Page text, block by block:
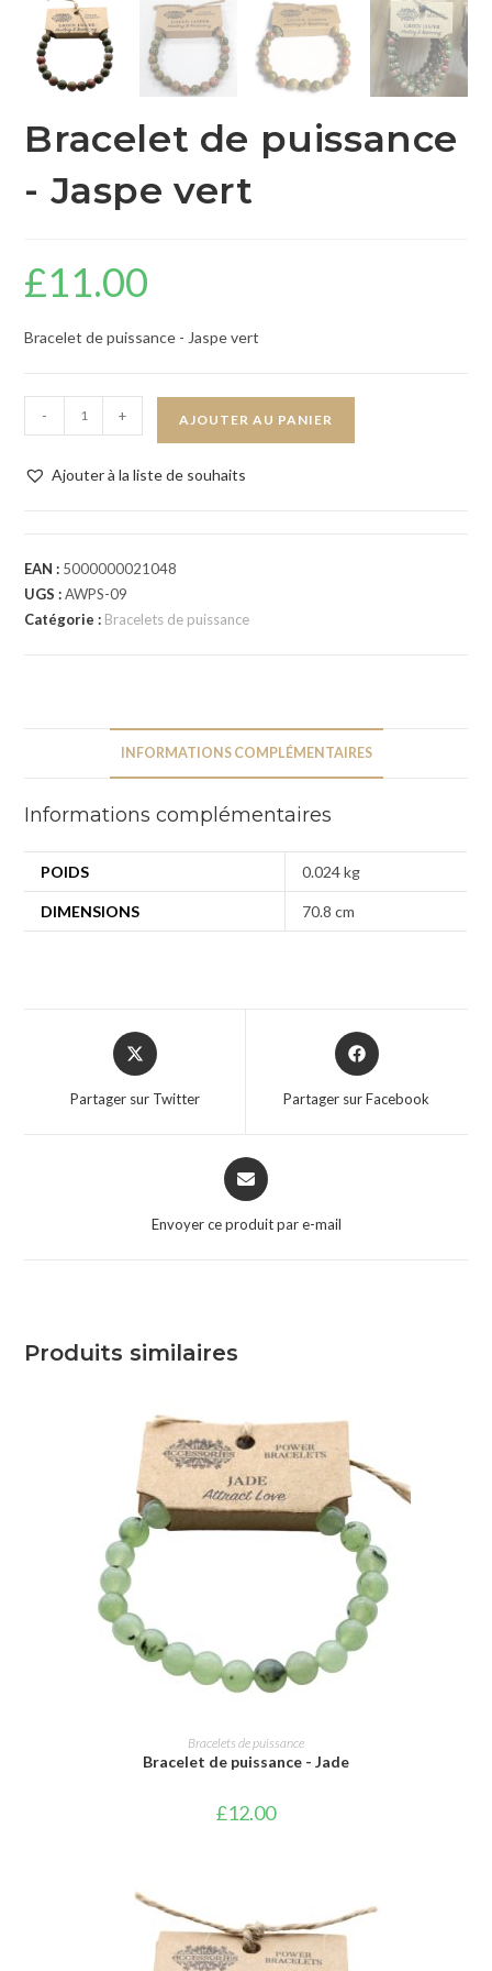
Bracelet de puissance
- Jaspe vert
£11.00
Bracelet de puissance - Jaspe vert
- + AJOUTER AU PANIER
Ajouter à la liste de souhaits
EAN : 5000000021048
UGS :AWPS-09
Catégorie : Bracelets de puissance
INFORMATIONS COMPLÉMENTAIRES
Informations complémentaires
POIDS 0.024 kg
DIMENSIONS 70.8 cm
Partager sur Twitter Partager sur Facebook
Envoyer ce produit par e-mail
Produits similaires
AJOUTER AU PANIER
Bracelets de puissance
Bracelet de puissance - Jade
£12.00